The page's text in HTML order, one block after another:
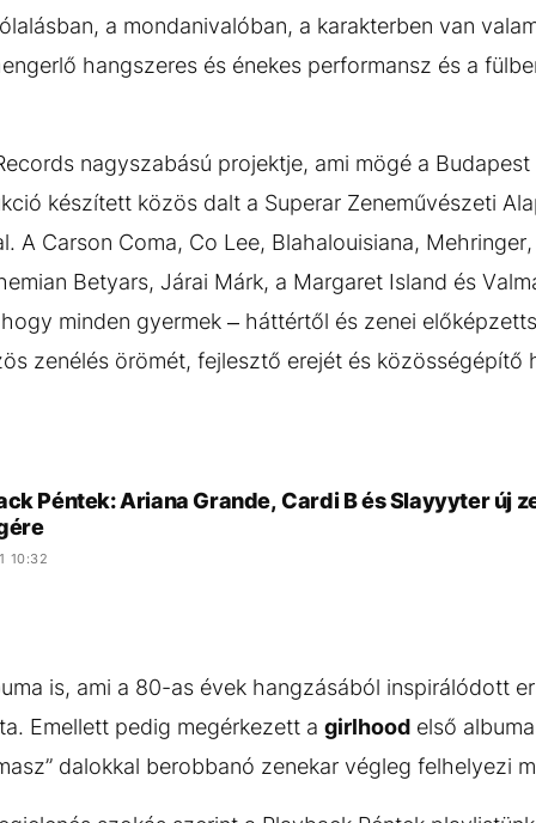
a mondanivalóban, a karakterben van
hangszeres és énekes performansz és a
nagyszabású projektje, ami mögé a
készített közös dalt a Superar Zeneművészeti
A Carson Coma, Co Lee, Blahalouisiana,
Betyars, Járai Márk, a Margaret Island és
minden gyermek – háttértől és zenei
zenélés örömét, fejlesztő erejét és közösségépítő
Péntek: Ariana Grande, Cardi B és Slayyyter új
10:32
is, ami a 80-as évek hangzásából inspirálódott
Emellett pedig megérkezett a girlhood első
dalokkal berobbanó zenekar végleg felhelyezi